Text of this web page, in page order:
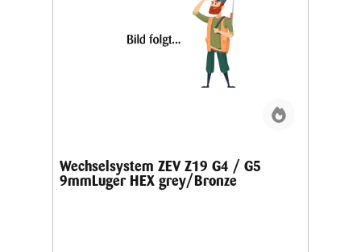
Wechselsystem ZEV Z19 G4 / G5
9mmLuger HEX grey/Bronze